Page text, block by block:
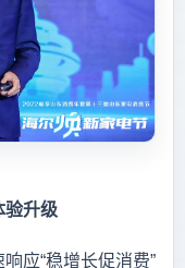
验升级
应“稳增长促消费”